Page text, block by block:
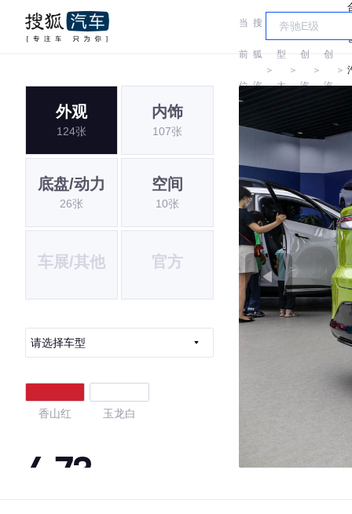
当
前
位
搜
狐
汽
＞
车
型
大
＞
合
创
汽
＞
创
汽
＞
外观
124张
内饰
107张
底盘/动力
26张
空间
10张
车展/其他 官方
请选择车型
香山红 玉龙白
4.73